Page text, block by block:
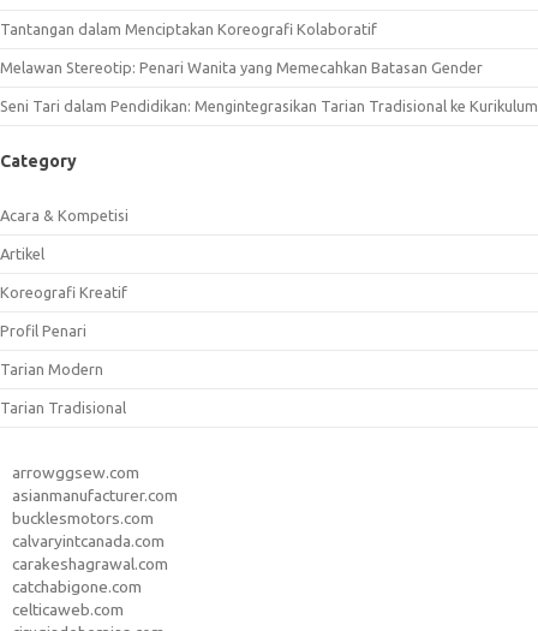
Tantangan dalam Menciptakan Koreografi Kolaboratif
Melawan Stereotip: Penari Wanita yang Memecahkan Batasan Gender
Seni Tari dalam Pendidikan: Mengintegrasikan Tarian Tradisional ke Kurikulum
Category
Acara & Kompetisi
Artikel
Koreografi Kreatif
Profil Penari
Tarian Modern
Tarian Tradisional
arrowggsew.com
asianmanufacturer.com
bucklesmotors.com
calvaryintcanada.com
carakeshagrawal.com
catchabigone.com
celticaweb.com